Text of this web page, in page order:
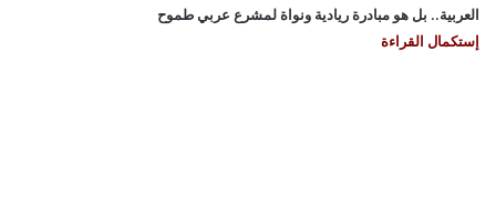
العربية.. بل هو مبادرة ريادية ونواة لمشرع عربي طموح
إستكمال القراءة